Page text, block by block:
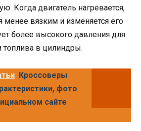
Когда двигатель нагревается,
менее вязким и изменяется его
более высокого давления для
топлива в цилиндры.
Кроссоверы
фото
сайте